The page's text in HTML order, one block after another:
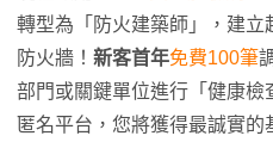
轉型為「防火建築師」，建
防火牆！ 新客首年免費100筆
部門或關鍵單位進行「健康
匿名平台，您將獲得最誠實